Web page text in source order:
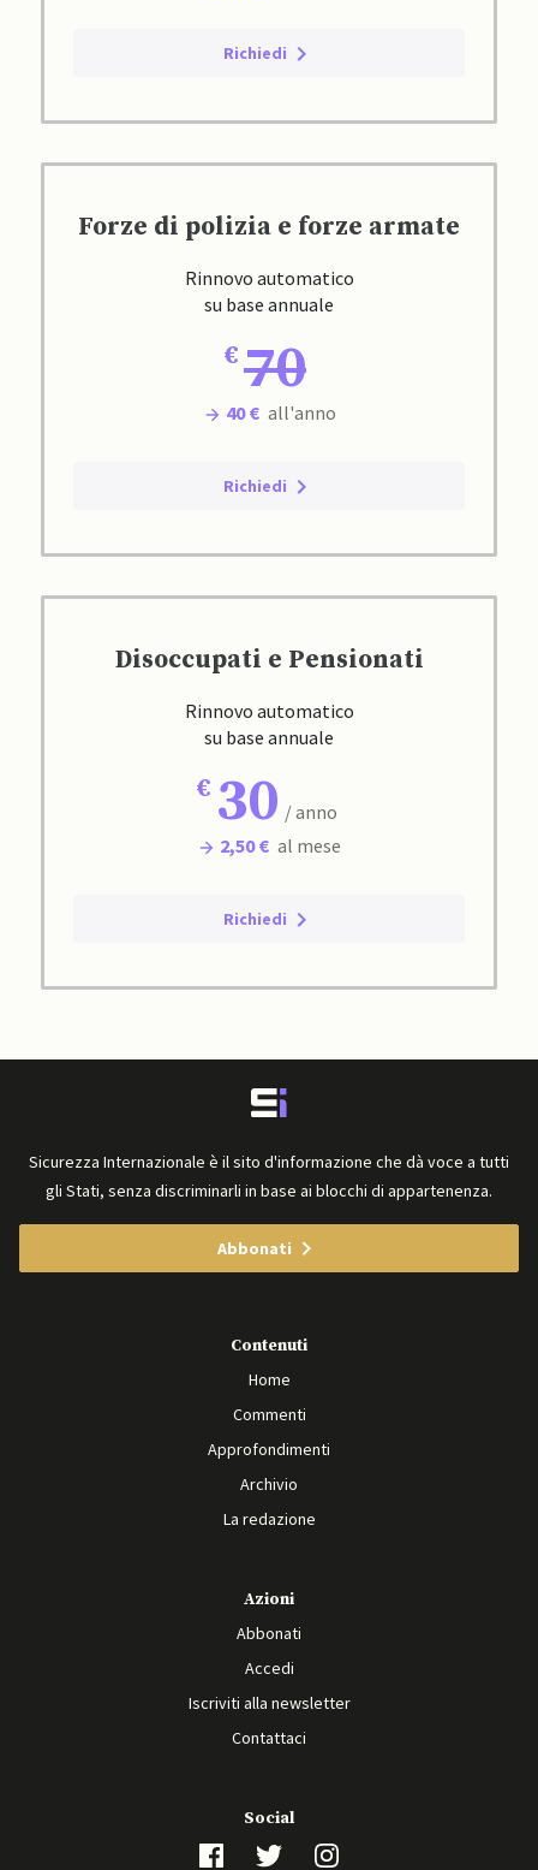
Richiedi
Forze di polizia e forze armate
Rinnovo automatico
su base annuale
70
40 € all'anno
Richiedi
Disoccupati e Pensionati
Rinnovo automatico
su base annuale
30 / anno
2,50 € al mese
Richiedi
Sicurezza Internazionale è il sito d'informazione che dà voce a tutti
gli Stati, senza discriminarli in base ai blocchi di appartenenza.
Abbonati
Contenuti
Home
Commenti
Approfondimenti
Archivio
La redazione
Azioni
Abbonati
Accedi
Iscriviti alla newsletter
Contattaci
Social